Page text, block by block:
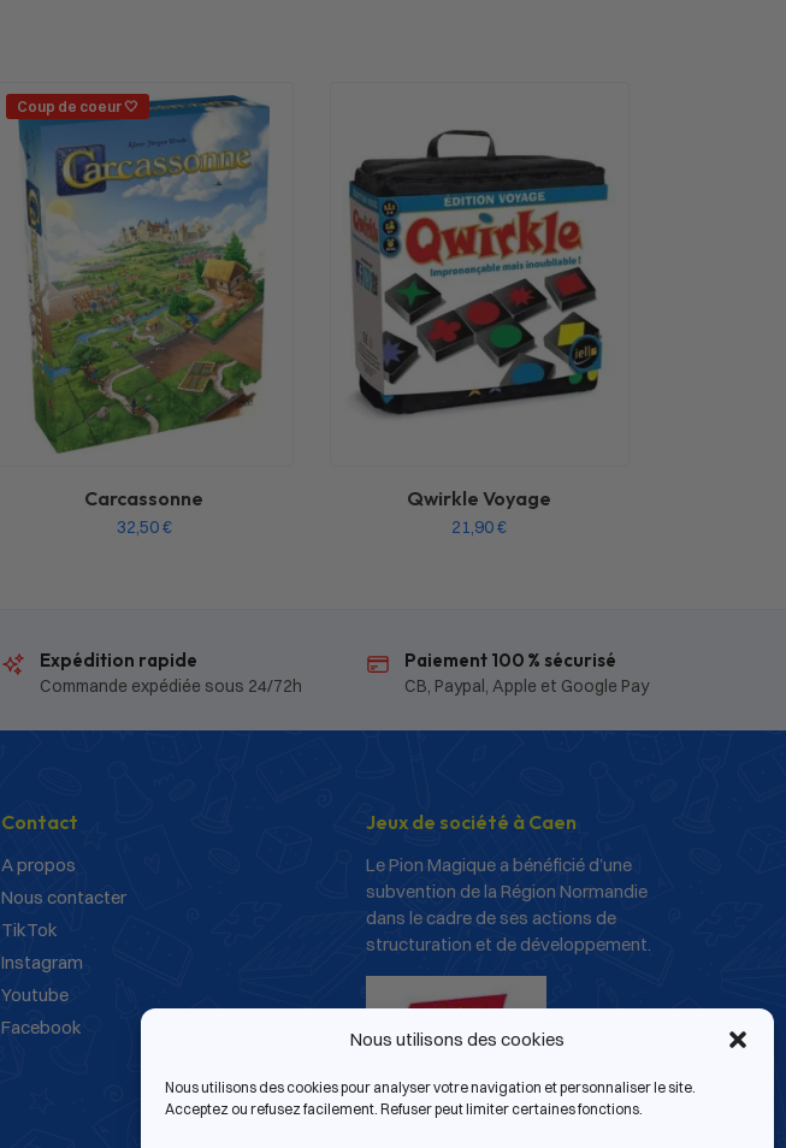
Nous utilisons des cookies
Nous utilisons des cookies pour analyser votre navigation et personnaliser le site.
Acceptez ou refusez facilement. Refuser peut limiter certaines fonctions.
Coup de coeur 🤍
Carcassonne
32,50€
Qwirkle Voyage
21,90€
Expédition rapide
Commande expédiée sous 24/72h
Paiement 100 % sécurisé
CB, Paypal, Apple et Google Pay
Contact
A propos
Nous contacter
TikTok
Instagram
Youtube
Facebook
Jeux de société à Caen
Le Pion Magique a bénéficié d’une
subvention de la Région Normandie
dans le cadre de ses actions de
structuration et de développement.